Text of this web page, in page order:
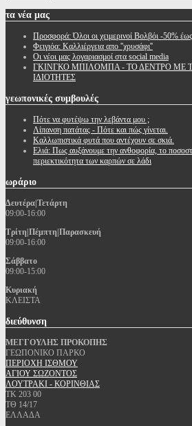
τα νέα μας
Προσφορά: Όλοι οι χειμερινοί Βολβόι -50%
Φειγιόα: Καλλιέργεια απο ''χρυσάφι''
Oι νέοι μας λογαριασμοί στα social media
ΓΚΙΝΓΚΟ ΜΠΙΛΟΜΠΑ - ΤΟ ΔΕΝΤΡΟ ΜΕ
ΙΔΙΟΤΗΤΕΣ
γεωπονικές συμβουλές
Πότε να φυτέψω την λεβάντα μου ;
Λίπανση πατάτας - Πότε και πώς γίνεται.
Καλλωπιστικά φυτά που αντέχουν σε σκιά.
Ελιά: Πως αυξάνουμε την ανθοφορία, το
περιεκτικότητα των καρπών σε λάδι
ωράριο
Δευτέρα|Τετάρτη
09:00-16:00
Τρίτη|Πέμπτη|Παρασκευή
09:00-16:00
Σάββατο
09:00-15:00
Κυριακή
ΚΛΕΙΣΤΑ
διεύθυνση
ΜΕΓΓΟΥΛΗΣ ΠΡΟΚΟΠΗΣ
ΓΕΩΠΟΝΙΚΟ ΠΑΡΚΟ
ΠΕΡΙΟΧΗ ΙΣΘΜΟΥ
ΑΓΙΟΥ ΣΩΖΟΝΤΟΣ
ΛΟΥΤΡΑΚΙ - ΚΟΡΙΝΘΙΑΣ
ΤΚ 203 00
ΤΘ 14/17
ΕΛΛΑΔΑ